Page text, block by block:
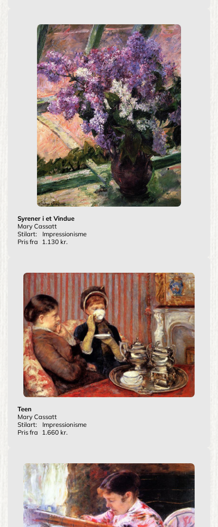
Syrener i et Vindue
Mary Cassatt
Stilart:
Impressionisme
Pris fra
1.130 kr.
Teen
Mary Cassatt
Stilart:
Impressionisme
Pris fra
1.660 kr.